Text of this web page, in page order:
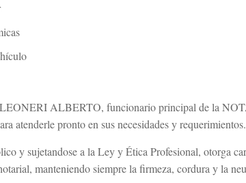
ALBERTO, funcionario principal de la
atenderle pronto en sus necesidades y requerimientos.
y sujetandose a la Ley y Ética Profesional, otorga
manteniendo siempre la firmeza, cordura y la